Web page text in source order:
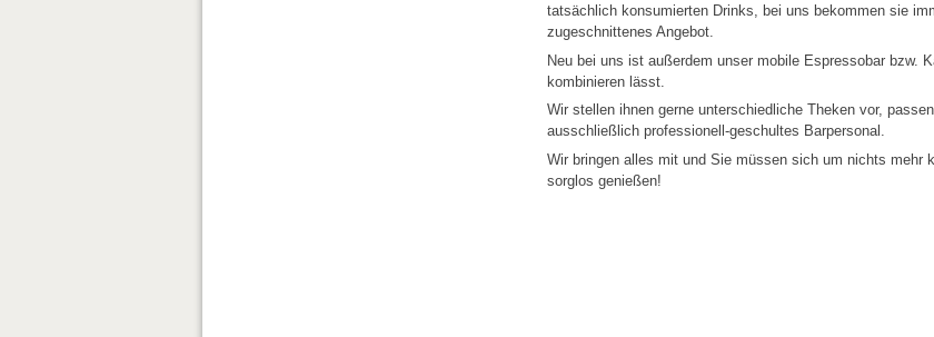
tatsächlich konsumierten Drinks, bei uns bekommen sie
zugeschnittenes Angebot.
Neu bei uns ist außerdem unser mobile Espressobar bzw.
kombinieren lässt.
Wir stellen ihnen gerne unterschiedliche Theken vor,
ausschließlich professionell-geschultes Barpersonal.
Wir bringen alles mit und Sie müssen sich um nichts mehr
sorglos genießen!